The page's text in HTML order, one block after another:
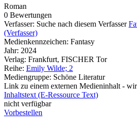
Roman
0 Bewertungen
Verfasser: Suche nach diesem Verfasser
(Verfasser)
Medienkennzeichen: Fantasy
Jahr: 2024
Verlag: Frankfurt, FISCHER Tor
Reihe: Emily Wilde; 2
Mediengruppe: Schöne Literatur
Link zu einem externen Medieninhalt -
Inhaltstext (E-Ressource Text)
nicht verfügbar
Vorbestellen